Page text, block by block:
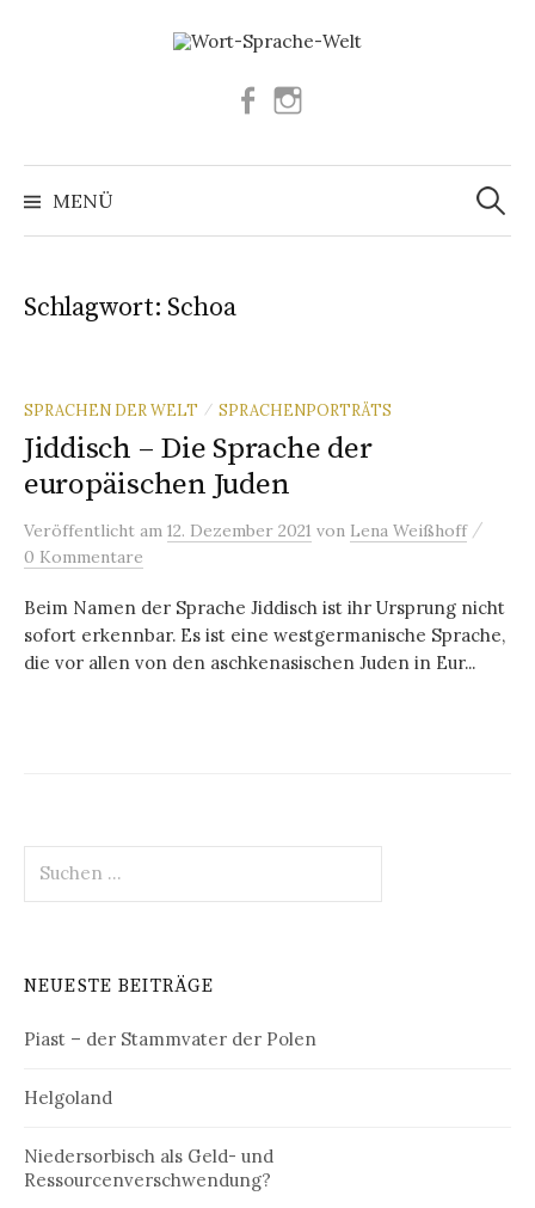
Facebook
MENÜ
Suchen
nach:
Schlagwort: Schoa
SPRACHEN DER WELT / SPRACHENPORTRÄTS
Jiddisch – Die Sprache der
europäischen Juden
Veröffentlicht am 12. Dezember 2021 von Lena Weißhoff /
0 Kommentare
Beim Namen der Sprache Jiddisch ist ihr Ursprung nicht
sofort erkennbar. Es ist eine westgermanische Sprache,
die vor allen von den aschkenasischen Juden in Eur...
nach:
NEUESTE BEITRÄGE
Piast – der Stammvater der Polen
Helgoland
Niedersorbisch als Geld- und
Ressourcenverschwendung?